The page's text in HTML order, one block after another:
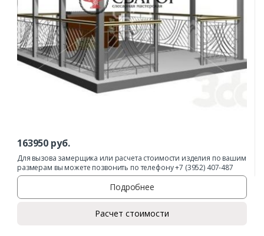
163950 руб.
Для вызова замерщика или расчета стоимости изделия по вашим
размерам вы можете позвонить по телефону +7 (3952) 407-487
Подробнее
Расчет стоимости